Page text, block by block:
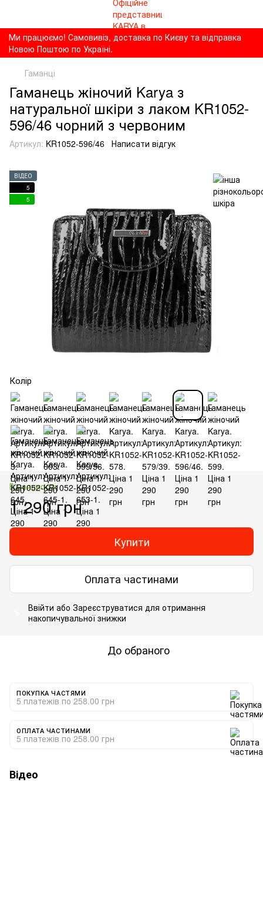
Ми працюємо! Самовивіз, доставка по Києву та відправка
Новою Поштою по Україні.
Гаманці
Гаманець жіночий Karya з
натуральної шкіри з лаком KR1052-
596/46 чорний з червоним
Артикул: KR1052-596/46 Написати відгук
ВІДЕО
5
5
Колір
В наявності
1 290 грн
Купити
Оплата частинами
Ввійти або Зареєструватися для отримання
накопичувальної знижки
До обраного
ПОКУПКА ЧАСТЯМИ
5 платежів по 258.00 грн
ОПЛАТА ЧАСТИНАМИ
5 платежів по 258.00 грн
Відео